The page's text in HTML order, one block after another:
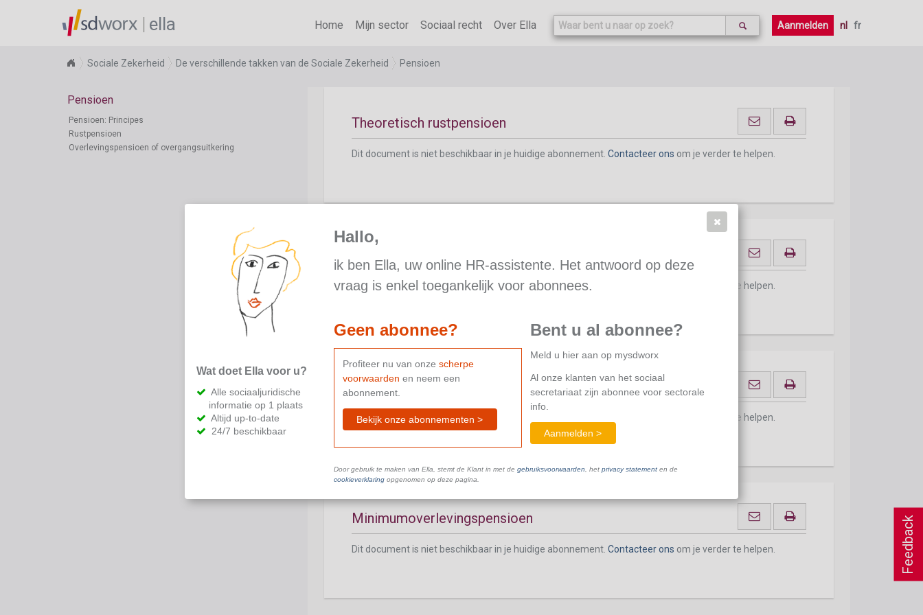
Feedback
ella Home Mijn sector Sociaal recht Over Ella Aanmelden nl fr
Sociale Zekerheid De verschillende takken van de Sociale Zekerheid Pensioen
Pensioen
Pensioen: Principes
Rustpensioen
Overlevingspensioen of overgangsuitkering
Echtgeno(o)t(e) overleden vóór de ingangsdatum van het rustpensioen
Theoretisch rustpensioen
Dit document is niet beschikbaar in je huidige abonnement. Contacteer ons om je verder te helpen.
Dit document is niet beschikbaar in je huidige abonnement. om je verder te helpen.
Beperking van het overlevingspensioen
Dit document is niet beschikbaar in je huidige abonnement. om je verder te helpen.
Minimumoverlevingspensioen
Dit document is niet beschikbaar in je huidige abonnement. Contacteer ons om je verder te helpen.
Wat doet Ella voor u?
Alle sociaaljuridische
informatie op 1 plaats
Altijd up-to-date
24/7 beschikbaar
Hallo,
ik ben Ella, uw online HR-assistente. Het antwoord op deze
vraag is enkel toegankelijk voor abonnees.
Geen abonnee?
Profiteer nu van onze scherpe
voorwaarden en neem een
abonnement.
Bekijk onze abonnementen >
Bent u al abonnee?
Meld u hier aan op mysdworx
Al onze klanten van het sociaal
secretariaat zijn abonnee voor sectorale
info.
Aanmelden >
Door gebruik te maken van Ella, stemt de Klant in met de gebruiksvoorwaarden , het privacy statementen de
cookieverklaringopgenomen op deze pagina.